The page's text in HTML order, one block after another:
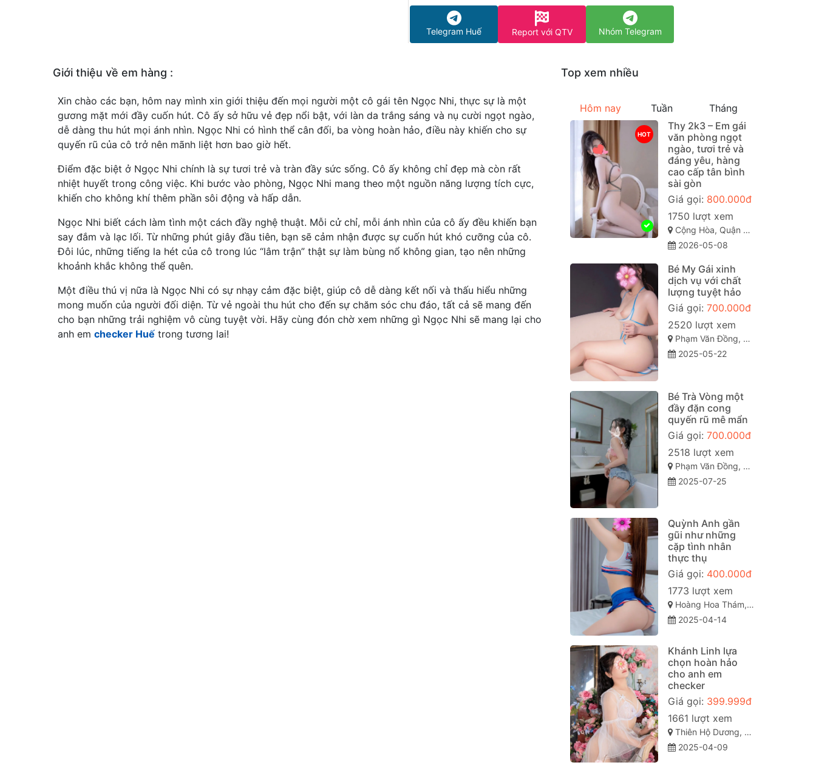
Telegram Huế Report với QTV Nhóm Telegram
Giới thiệu về em hàng :
Xin chào các bạn, hôm nay mình xin giới thiệu đến mọi người một cô gái tên Ngọc Nhi, thực sự là một
gương mặt mới đầy cuốn hút. Cô ấy sở hữu vẻ đẹp nổi bật, với làn da trắng sáng và nụ cười ngọt ngào,
dễ dàng thu hút mọi ánh nhìn. Ngọc Nhi có hình thể cân đối, ba vòng hoàn hảo, điều này khiến cho sự
quyến rũ của cô trở nên mãnh liệt hơn bao giờ hết.
Điểm đặc biệt ở Ngọc Nhi chính là sự tươi trẻ và tràn đầy sức sống. Cô ấy không chỉ đẹp mà còn rất
nhiệt huyết trong công việc. Khi bước vào phòng, Ngọc Nhi mang theo một nguồn năng lượng tích cực,
khiến cho không khí thêm phần sôi động và hấp dẫn.
Ngọc Nhi biết cách làm tình một cách đầy nghệ thuật. Mỗi cử chỉ, mỗi ánh nhìn của cô ấy đều khiến bạn
say đắm và lạc lối. Từ những phút giây đầu tiên, bạn sẽ cảm nhận được sự cuốn hút khó cưỡng của cô.
Đôi lúc, những tiếng la hét của cô trong lúc “lâm trận” thật sự làm bùng nổ không gian, tạo nên những
khoảnh khắc không thể quên.
Một điều thú vị nữa là Ngọc Nhi có sự nhạy cảm đặc biệt, giúp cô dễ dàng kết nối và thấu hiểu những
mong muốn của người đối diện. Từ vẻ ngoài thu hút cho đến sự chăm sóc chu đáo, tất cả sẽ mang đến
cho bạn những trải nghiệm vô cùng tuyệt vời. Hãy cùng đón chờ xem những gì Ngọc Nhi sẽ mang lại cho
anh em checker Huế trong tương lai!
Top xem nhiều
Hôm nay Tuần Tháng
HOT
Thy 2k3 – Em gái
văn phòng ngọt
ngào, tươi trẻ và
đáng yêu, hàng
cao cấp tân bình
sài gòn
Giá gọi: 800.000đ
1750 lượt xem
Cộng Hòa, Quận Tân Bình Sài Gòn ( TP. Hồ Chí Minh )
2026-05-08
Bé My Gái xinh
dịch vụ với chất
lượng tuyệt hảo
Giá gọi: 700.000đ
2520 lượt xem
Phạm Văn Đồng, Vỹ Dạ, Huế, Thừa Thiên Huế
2025-05-22
Bé Trà Vòng một
đầy đặn cong
quyến rũ mê mẩn
Giá gọi: 700.000đ
2518 lượt xem
Phạm Văn Đồng, Vỹ Dạ, TP Huế
2025-07-25
Quỳnh Anh gần
gũi như những
cặp tình nhân
thực thụ
Giá gọi: 400.000đ
1773 lượt xem
Hoàng Hoa Thám, Phường 12, Tân Bình, Thành phố Hồ Chí Minh
2025-04-14
Khánh Linh lựa
chọn hoàn hảo
cho anh em
checker
Giá gọi: 399.999đ
1661 lượt xem
Thiên Hộ Dương, Hoà Thuận, TP. Cao Lãnh, Đồng Tháp
2025-04-09